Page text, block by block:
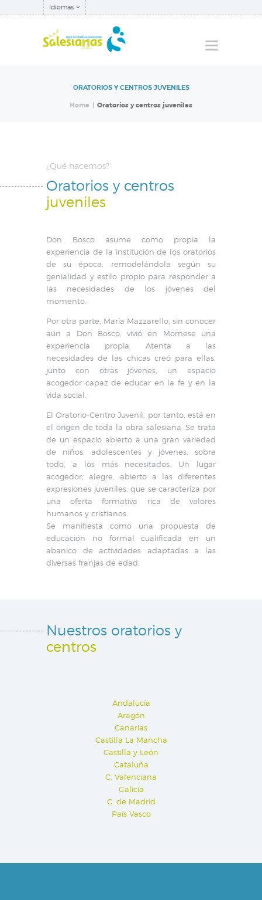
Idiomas
ORATORIOS Y CENTROS JUVENILES
Home Oratorios y centros juveniles
QUIÉNES SOMOS
QUÉ HACEMOS
NOTICIAS
¿Qué hacemos?
Oratorios y centros
juveniles
Don Bosco asume como propia la
experiencia de la institución de los oratorios
de su época, remodelándola según su
genialidad y estilo propio para responder a
las necesidades de los jóvenes del
momento.
Por otra parte, María Mazzarello, sin conocer
aún a Don Bosco, vivió en Mornese una
experiencia propia. Atenta a las
necesidades de las chicas creó para ellas,
junto con otras jóvenes, un espacio
acogedor capaz de educar en la fe y en la
vida social.
El Oratorio-Centro Juvenil, por tanto, está en
el origen de toda la obra salesiana. Se trata
de un espacio abierto a una gran variedad
de niños, adolescentes y jóvenes, sobre
todo, a los más necesitados. Un lugar
acogedor, alegre, abierto a las diferentes
expresiones juveniles, que se caracteriza por
una oferta formativa rica de valores
humanos y cristianos.
Se manifiesta como una propuesta de
educación no formal cualificada en un
abanico de actividades adaptadas a las
diversas franjas de edad.
Nuestros oratorios y
centros
Andalucía
Aragón
Canarias
Castilla La Mancha
Castilla y León
Cataluña
C. Valenciana
Galicia
C. de Madrid
País Vasco